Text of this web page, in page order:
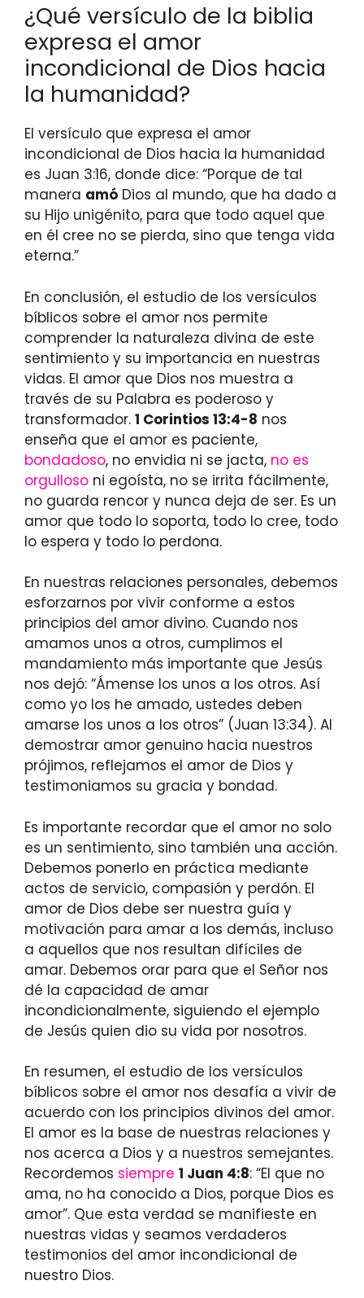
¿Qué versículo de la biblia
expresa el amor
incondicional de Dios hacia
la humanidad?
El versículo que expresa el amor
incondicional de Dios hacia la humanidad
es Juan 3:16, donde dice: “Porque de tal
manera amó Dios al mundo, que ha dado a
su Hijo unigénito, para que todo aquel que
en él cree no se pierda, sino que tenga vida
eterna.”
En conclusión, el estudio de los versículos
bíblicos sobre el amor nos permite
comprender la naturaleza divina de este
sentimiento y su importancia en nuestras
vidas. El amor que Dios nos muestra a
través de su Palabra es poderoso y
transformador. 1 Corintios 13:4-8 nos
enseña que el amor es paciente,
bondadoso, no envidia ni se jacta, no es
orgulloso ni egoísta, no se irrita fácilmente,
no guarda rencor y nunca deja de ser. Es un
amor que todo lo soporta, todo lo cree, todo
lo espera y todo lo perdona.
En nuestras relaciones personales, debemos
esforzarnos por vivir conforme a estos
principios del amor divino. Cuando nos
amamos unos a otros, cumplimos el
mandamiento más importante que Jesús
nos dejó: “Ámense los unos a los otros. Así
como yo los he amado, ustedes deben
amarse los unos a los otros” (Juan 13:34). Al
demostrar amor genuino hacia nuestros
prójimos, reflejamos el amor de Dios y
testimoniamos su gracia y bondad.
Es importante recordar que el amor no solo
es un sentimiento, sino también una acción.
Debemos ponerlo en práctica mediante
actos de servicio, compasión y perdón. El
amor de Dios debe ser nuestra guía y
motivación para amar a los demás, incluso
a aquellos que nos resultan difíciles de
amar. Debemos orar para que el Señor nos
dé la capacidad de amar
incondicionalmente, siguiendo el ejemplo
de Jesús quien dio su vida por nosotros.
En resumen, el estudio de los versículos
bíblicos sobre el amor nos desafía a vivir de
acuerdo con los principios divinos del amor.
El amor es la base de nuestras relaciones y
nos acerca a Dios y a nuestros semejantes.
Recordemos siempre 1 Juan 4:8: “El que no
ama, no ha conocido a Dios, porque Dios es
amor”. Que esta verdad se manifieste en
nuestras vidas y seamos verdaderos
testimonios del amor incondicional de
nuestro Dios.